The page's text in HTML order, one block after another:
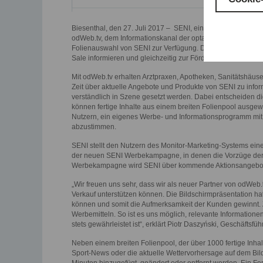
Biesenthal, den 27. Juli 2017 – SENI, eine der weltweit
odWeb.tv, dem Informationskanal der opta data Gruppe,
Folienauswahl von SENI zur Verfügung. Diese beinhaltet
Sale informieren und gleichzeitig zur Förderung des
Mit odWeb.tv erhalten Arztpraxen, Apotheken,
Zeit über aktuelle Angebote und Produkte von SENI zu
verständlich in Szene gesetzt werden. Dabei entscheiden
können fertige Inhalte aus einem breiten Folienpool
Nutzern, ein eigenes Werbe- und Informationsprogramm
abzustimmen.
SENI stellt den Nutzern des Monitor-Marketing-Systems
der neuen SENI Werbekampagne, in denen die Vorzüge
Werbekampagne wird SENI über kommende
„Wir freuen uns sehr, dass wir als neuer Partner von
Verkauf unterstützen können. Die Bildschirmpräsentation
können und somit die Aufmerksamkeit der Kunden
Werbemitteln. So ist es uns möglich, relevante
stets gewährleistet ist“, erklärt Piotr Daszyński,
Neben einem breiten Folienpool, der über 1000 fertige
Sport-News oder die aktuelle Wettervorhersage auf dem